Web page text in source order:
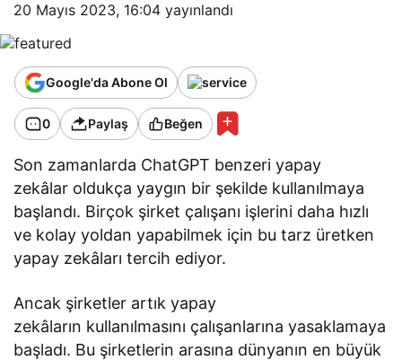
20 Mayıs 2023, 16:04 yayınlandı
Google'da Abone Ol
0 Paylaş Beğen
Son zamanlarda ChatGPT benzeri yapay
zekâlar oldukça yaygın bir şekilde kullanılmaya
başlandı. Birçok şirket çalışanı işlerini daha hızlı
ve kolay yoldan yapabilmek için bu tarz üretken
yapay zekâları tercih ediyor.
Ancak şirketler artık yapay
zekâların kullanılmasını çalışanlarına yasaklamaya
başladı. Bu şirketlerin arasına dünyanın en büyük